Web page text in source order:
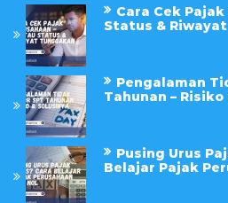
Cara Cek
Status &
Pengalaman
Tahunan –
Pusing Urus
Belajar Pajak